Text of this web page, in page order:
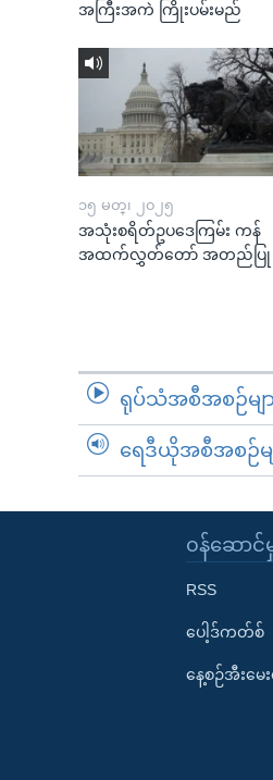
အကြီးအကဲ ကြိုးပမ်းမည်
၁၅ မတ္၊ ၂၀၂၅
အသုံးစရိတ်ဥပဒေကြမ်း ကန်
အထက်လွှတ်တော် အတည်ပြု
ရုပ်သံအစီအစဉ်မျာ
ရေဒီယိုအစီအစဉ်မျ
၀န်ဆောင်မှု
RSS
ပေါ့ဒ်ကတ်စ်
နေ့စဉ်အီးမ